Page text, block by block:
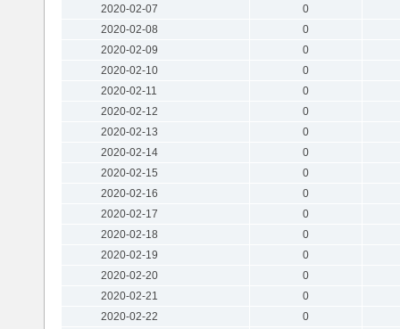
2020-02-07
0
2020-02-08
0
2020-02-09
0
2020-02-10
0
2020-02-11
0
2020-02-12
0
2020-02-13
0
2020-02-14
0
2020-02-15
0
2020-02-16
0
2020-02-17
0
2020-02-18
0
2020-02-19
0
2020-02-20
0
2020-02-21
0
2020-02-22
0